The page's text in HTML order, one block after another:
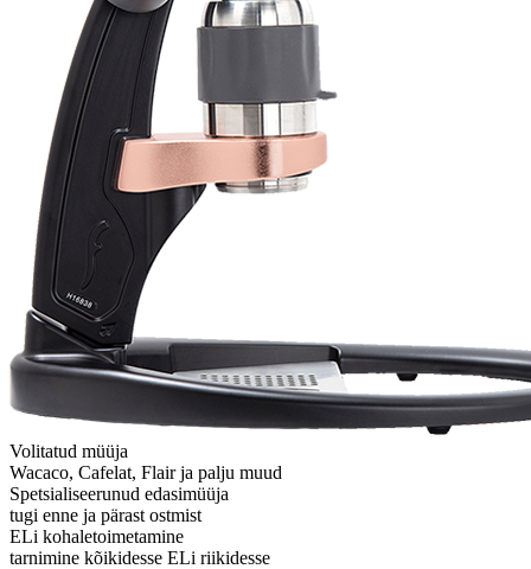
Volitatud müüja
Wacaco, Cafelat, Flair ja palju muud
Spetsialiseerunud edasimüüja
tugi enne ja pärast ostmist
ELi kohaletoimetamine
tarnimine kõikidesse ELi riikidesse